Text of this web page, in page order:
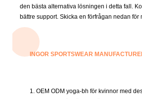
den bästa alternativa lösningen i detta fall.
bättre support. Skicka en förfrågan nedan för
INGOR SPORTSWEAR
1. OEM ODM yoga-bh för kvinnor med